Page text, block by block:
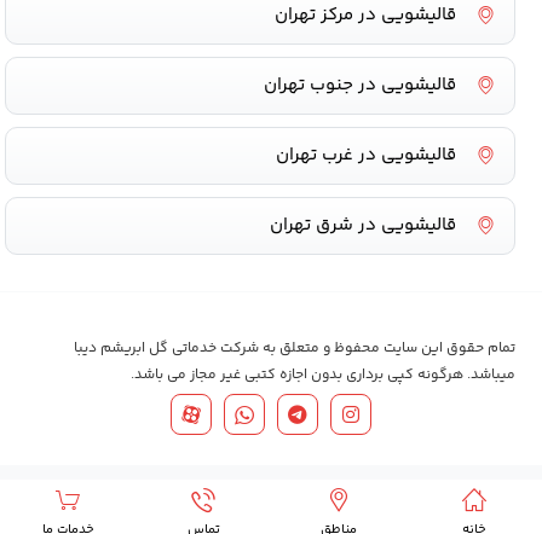
قالیشویی در مرکز تهران
قالیشویی در جنوب تهران
قالیشویی در غرب تهران
قالیشویی در شرق تهران
تمام حقوق این سایت محفوظ و متعلق به شرکت خدماتی گل ابریشم دیبا
میباشد. هرگونه کپی برداری بدون اجازه کتبی غیر مجاز می باشد.
خانه مناطق تماس خدمات ما